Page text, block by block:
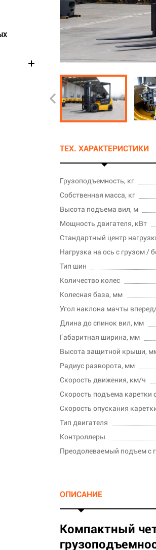
ТЕХ. ХАРАКТЕРИСТИКИ
Грузоподъемность, кг
Собственная масса, кг
Высота подъема вил, м
Мощность двигателя, кВт
Стандартный центр
Нагрузка на ось с грузом /
Тип шин
Количество колес
Колесная база, мм
Угол наклона мачты
Длина до спинок вил, мм
Габаритная ширина, мм
Высота защитной крыши,
Радиус разворота, мм
Скорость движения, км/ч
Тип двигателя
Контроллеры
Преодолеваемый подъем с
ОПИСАНИЕ
Компактный